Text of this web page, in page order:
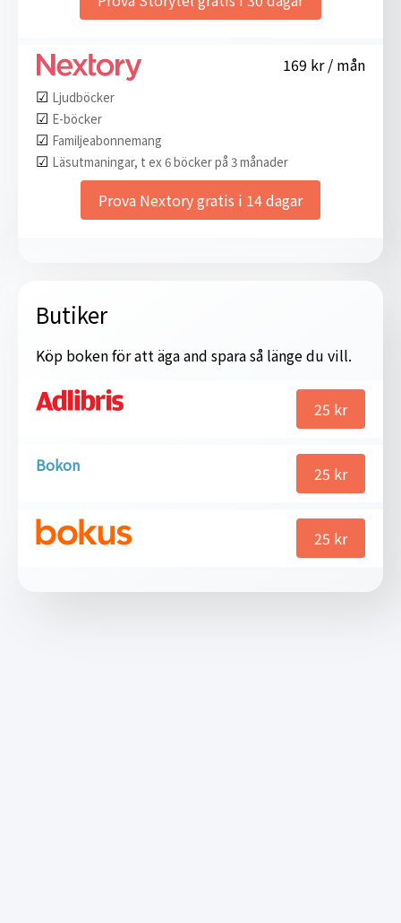
169 kr / mån
☑︎ Ljudböcker
☑︎ E-böcker
☑︎ Familjeabonnemang
☑︎ Läsutmaningar, t ex 6 böcker på 3 månader
Prova Nextory gratis i 14 dagar
Butiker
Köp boken för att äga and spara så länge du vill.
25 kr
Bokon 25 kr
25 kr